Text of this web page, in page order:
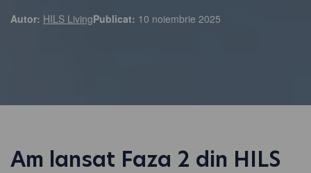
Autor: HILS LivingPublicat: 10 noiembrie 2025
Am lansat Faza 2 din HILS